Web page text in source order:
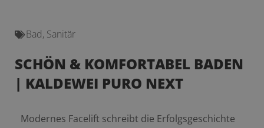
Bad, Sanitär
SCHÖN & KOMFORTABEL BADEN
| KALDEWEI PURO NEXT
Modernes Facelift schreibt die Erfolgsgeschichte